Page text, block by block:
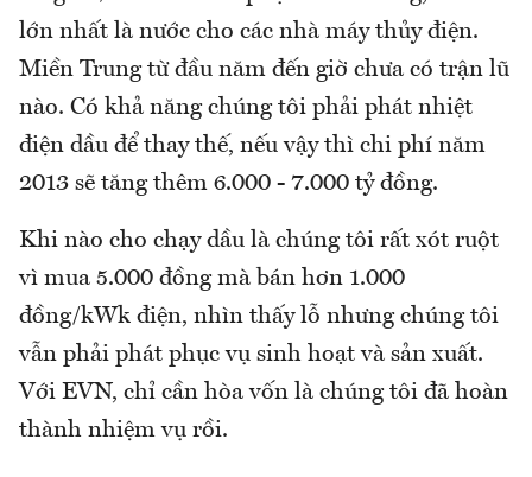
lớn nhất là nước cho các nhà máy thủy điện.
Miền Trung từ đầu năm đến giờ chưa có trận lũ
nào. Có khả năng chúng tôi phải phát nhiệt
điện dầu để thay thế, nếu vậy thì chi phí năm
2013 sẽ tăng thêm 6.000 - 7.000 tỷ đồng.
Khi nào cho chạy dầu là chúng tôi rất xót ruột
vì mua 5.000 đồng mà bán hơn 1.000
đồng/kWk điện, nhìn thấy lỗ nhưng chúng tôi
vẫn phải phát phục vụ sinh hoạt và sản xuất.
Với EVN, chỉ cần hòa vốn là chúng tôi đã hoàn
thành nhiệm vụ rồi.